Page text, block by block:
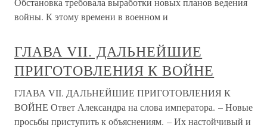
войны. К этому времени в военном и
ГЛАВА VII. ДАЛЬНЕЙШИЕ
ПРИГОТОВЛЕНИЯ К ВОЙНЕ
ГЛАВА VII. ДАЛЬНЕЙШИЕ ПРИГОТОВЛЕНИЯ К
ВОЙНЕ Ответ Александра на слова императора. – Новые
просьбы приступить к объяснениям. – Их настойчивый и